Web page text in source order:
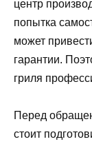
центр
попытка
может
гарантии.
гриля
Перед
стоит